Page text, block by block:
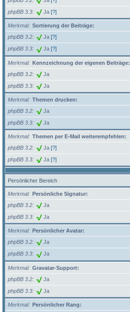
phpBB 3.3 Ja [?]
Merkmal
Sortierung der Beiträge:
phpBB 3.2
Ja [?]
phpBB 3.3 Ja [?]
Merkmal
Kennzeichnung der eigenen Beiträge:
phpBB 3.2
Ja
phpBB 3.3 Ja
Merkmal
Themen drucken:
phpBB 3.2
Ja
phpBB 3.3 Ja
Merkmal
Themen per E-Mail weiterempfehlen:
phpBB 3.2
Ja [?]
phpBB 3.3 Ja [?]
Persönlicher Bereich
Merkmal
Persönliche Signatur:
phpBB 3.2
Ja
phpBB 3.3 Ja
Merkmal
Persönlicher Avatar:
phpBB 3.2
Ja
phpBB 3.3 Ja
Merkmal
Gravatar-Support:
phpBB 3.2
Ja
phpBB 3.3 Ja
Merkmal
Persönlicher Rang: